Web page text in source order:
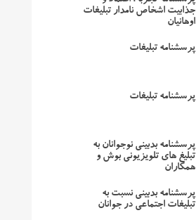
جذابیت اشخاص نامدار تبلیغات
اوهانیان
پرسشنامه تبلیغات
پرسشنامه تبلیغات
پرسشنامه بدبینی نوجوانان به
تبلیغ های تلویزیونی بوش و
همکاران
پرسشنامه بدبینی نسبت به
تبلیغات اجتماعی در جوانان